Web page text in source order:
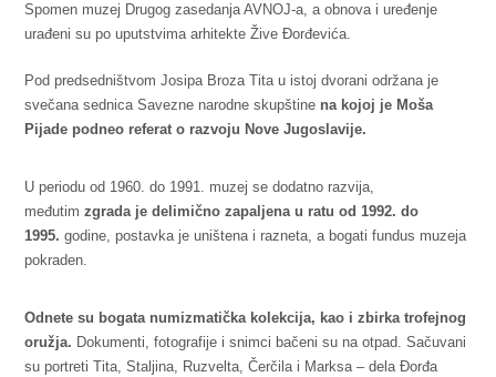
Spomen muzej Drugog zasedanja AVNOJ-a, a obnova i uređenje
urađeni su po uputstvima arhitekte Žive Đorđevića.
Pod predsedništvom Josipa Broza Tita u istoj dvorani održana je
svečana sednica Savezne narodne skupštine na kojoj je Moša
Pijade podneo referat o razvoju Nove Jugoslavije.
U periodu od 1960. do 1991. muzej se dodatno razvija,
međutimzgrada je delimično zapaljena u ratu od 1992. do
1995. godine, postavka je uništena i razneta, a bogati fundus muzeja
pokraden.
Odnete su bogata numizmatička kolekcija, kao i zbirka trofejnog
oružja. Dokumenti, fotografije i snimci bačeni su na otpad. Sačuvani
su portreti Tita, Staljina, Ruzvelta, Čerčila i Marksa – dela Đorđa